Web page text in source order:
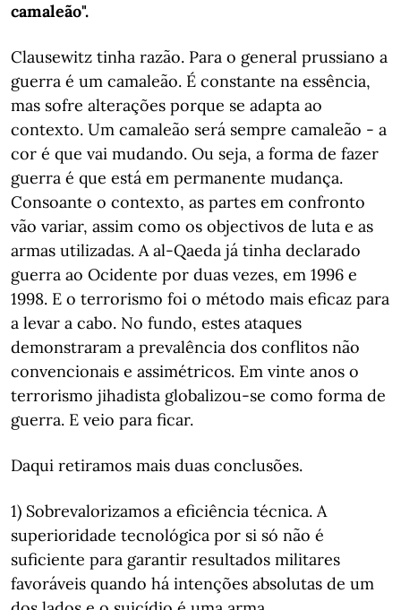
camaleão".
Clausewitz tinha razão. Para o general prussiano a
guerra é um camaleão. É constante na essência,
mas sofre alterações porque se adapta ao
contexto. Um camaleão será sempre camaleão - a
cor é que vai mudando. Ou seja, a forma de fazer
guerra é que está em permanente mudança.
Consoante o contexto, as partes em confronto
vão variar, assim como os objectivos de luta e as
armas utilizadas. A al-Qaeda já tinha declarado
guerra ao Ocidente por duas vezes, em 1996 e
1998. E o terrorismo foi o método mais eficaz para
a levar a cabo. No fundo, estes ataques
demonstraram a prevalência dos conflitos não
convencionais e assimétricos. Em vinte anos o
terrorismo jihadista globalizou-se como forma de
guerra. E veio para ficar.
Daqui retiramos mais duas conclusões.
1) Sobrevalorizamos a eficiência técnica. A
superioridade tecnológica por si só não é
suficiente para garantir resultados militares
favoráveis quando há intenções absolutas de um